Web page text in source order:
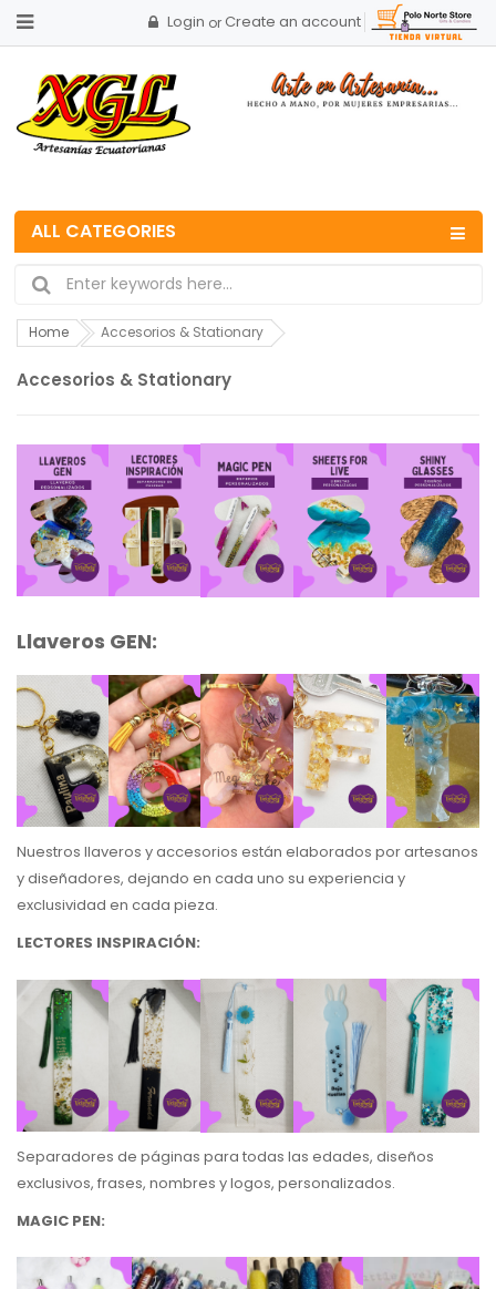
Login or Create an account
ALL CATEGORIES
Home Accesorios & Stationary
Accesorios & Stationary
Llaveros GEN:
Nuestros llaveros y accesorios están elaborados por artesanos
y diseñadores, dejando en cada uno su experiencia y
exclusividad en cada pieza.
LECTORES INSPIRACIÓN:
Separadores de páginas para todas las edades, diseños
exclusivos, frases, nombres y logos, personalizados.
MAGIC PEN: